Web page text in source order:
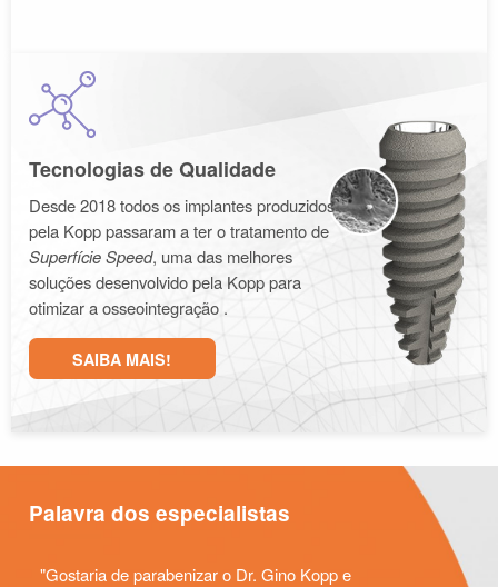
Tecnologias de Qualidade
Desde 2018 todos os implantes produzidos
pela Kopp passaram a ter o tratamento de
Superfície Speed, uma das melhores
soluções desenvolvido pela Kopp para
otimizar a osseointegração .
SAIBA MAIS!
Palavra dos especialistas
Gostaria de parabenizar o Dr. Gino Kopp e